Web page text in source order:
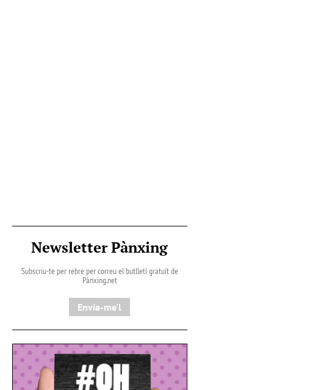
Newsletter Pànxing
Subscriu-te per rebre per correu el butlletí gratuït de
Pànxing.net​
Envia-me'l